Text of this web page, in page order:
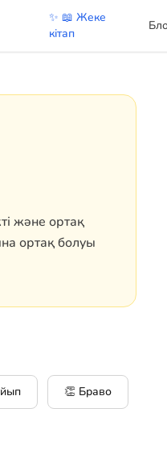
✨ 📖 Жеке
кітап
және ортақ
ортақ болуы
👏 Браво